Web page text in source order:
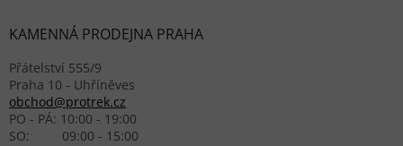
KAMENNÁ PRODEJNA PRAHA
Přátelství 555/9
Praha 10 - Uhříněves
obchod@protrek.cz
PO - PÁ: 10:00 - 19:00
SO: 09:00 - 15:00